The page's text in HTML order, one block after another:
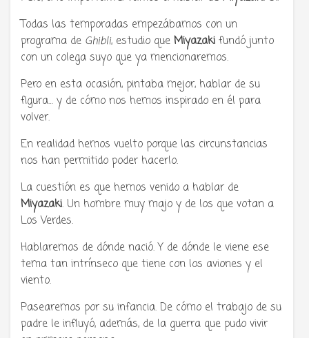
Todas las temporadas empezábamos con un
programa de Ghibli, estudio que Miyazaki fundó junto
con un colega suyo que ya mencionaremos.
Pero en esta ocasión, pintaba mejor, hablar de su
figura… y de cómo nos hemos inspirado en él para
volver.
En realidad hemos vuelto porque las circunstancias
nos han permitido poder hacerlo.
La cuestión es que hemos venido a hablar de
Miyazaki. Un hombre muy majo y de los que votan a
Los Verdes.
Hablaremos de dónde nació. Y de dónde le viene ese
tema tan intrínseco que tiene con los aviones y el
viento.
Pasearemos por su infancia. De cómo el trabajo de su
padre le influyó, además, de la guerra que pudo vivir